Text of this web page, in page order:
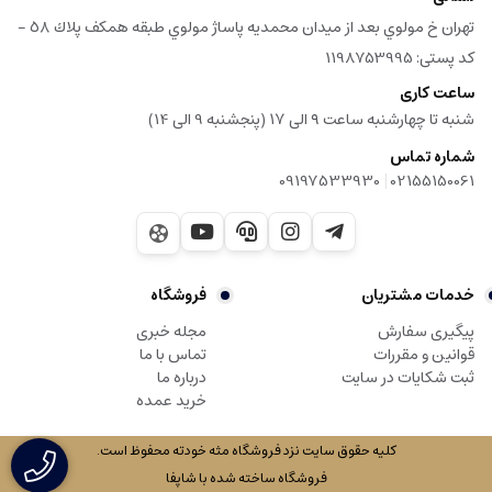
جلوگیری از جذب باکتری‌ها در زیرپوست کمک کند.
در درمان‌های طبیعی:
این روغن به دلیل خواص درمانی‌اش در طب سنتی به عنوان یک درمان برای
مشکلات پوستی و تنفسی استفاده می‌شود.
- نکات ایمنی و نگهداری
قبل از استفاده از روغن خردل، مخصوصاً برای افرادی که پوست
حساسی دارند، بهتر است یک تست پچ انجام شود تا از عدم وجود حساسیت
غیرمستقیم:
روغن را بر روی پوست خشک و تمیز اعمال کنید و از تماس آن با
چشم‌ها خودداری کنید.
نگهداری: روغن خردل را در دمای اتاق و دور از نور مستقیم خورشید نگهداری
تهران خ مولوي بعد از ميدان محمديه پاساژ مولوي طبقه همكف پلاك ٥٨ -
کد پستی: 1198753995
ساعت کاری
شنبه تا چهارشنبه ساعت ۹ الی ۱۷ (پنجشنبه 9 الی 14)
شماره تماس
02155150061
|
09197533930
خدمات مشتریان
پیگیری سفارش
قوانین و مقررات
ثبت شکایات در سایت
فروشگاه
مجله خبری
تماس با ما
درباره ما
خرید عمده
کلیه حقوق سایت نزد فروشگاه مثه خودته محفوظ است.
فروشگاه ساخته شده با شاپفا